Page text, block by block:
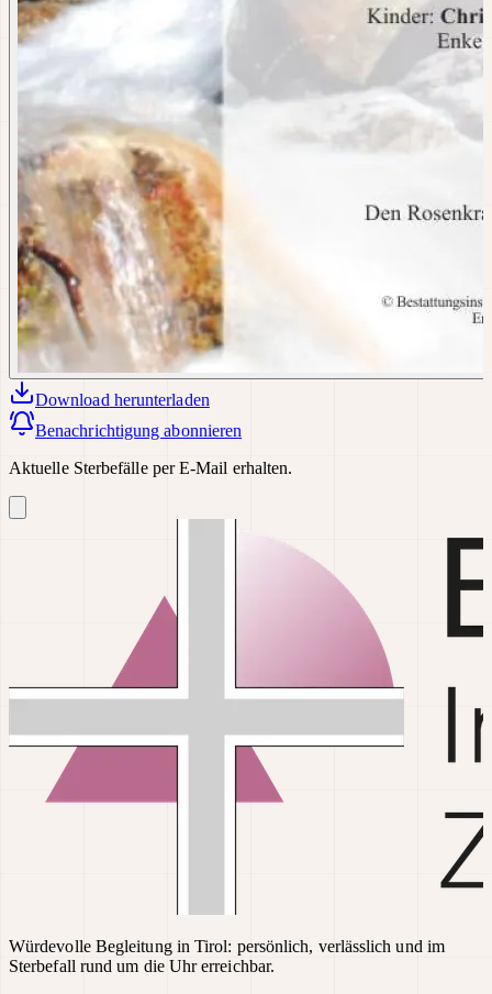
Download herunterladen
Benachrichtigung abonnieren
Aktuelle Sterbefälle per E-Mail erhalten.
Würdevolle Begleitung in Tirol: persönlich, verlässlich und im
Sterbefall rund um die Uhr erreichbar.